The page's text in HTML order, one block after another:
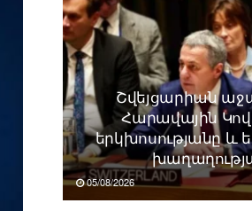
Շվեյցարիան
Հարավային
երկխոսությանը
05/08/2026